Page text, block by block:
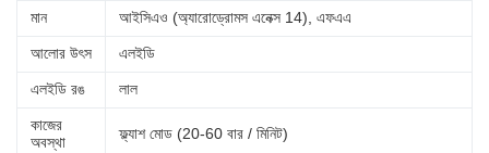
মান আইসিএও (অ্যারোড্রোমস এনেক্স 14), এফএএ
আলোর উৎস এলইডি
এলইডি রঙ লাল
কাজের
অবস্থা
ফ্ল্যাশ মোড (20-60 বার / মিনিট)